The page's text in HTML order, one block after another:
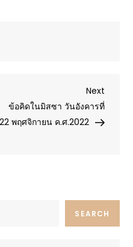
Next
Post
Next
ข้อคิดในมิสซา วันอังคารที่
22 พฤศจิกายน ค.ศ.2022
SEARCH